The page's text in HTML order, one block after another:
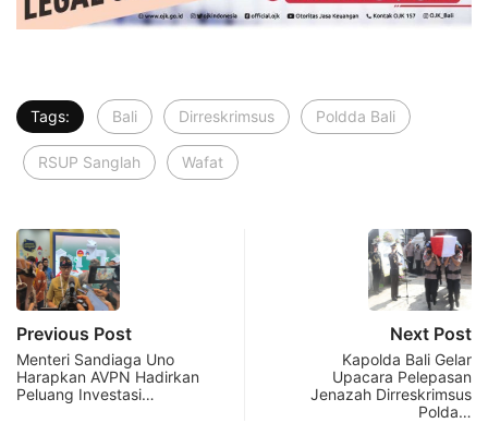
Tags: Bali Dirreskrimsus Poldda Bali
RSUP Sanglah Wafat
Previous Post
Menteri Sandiaga Uno
Harapkan AVPN Hadirkan
Peluang Investasi…
Next Post
Kapolda Bali Gelar
Upacara Pelepasan
Jenazah Dirreskrimsus
Polda…